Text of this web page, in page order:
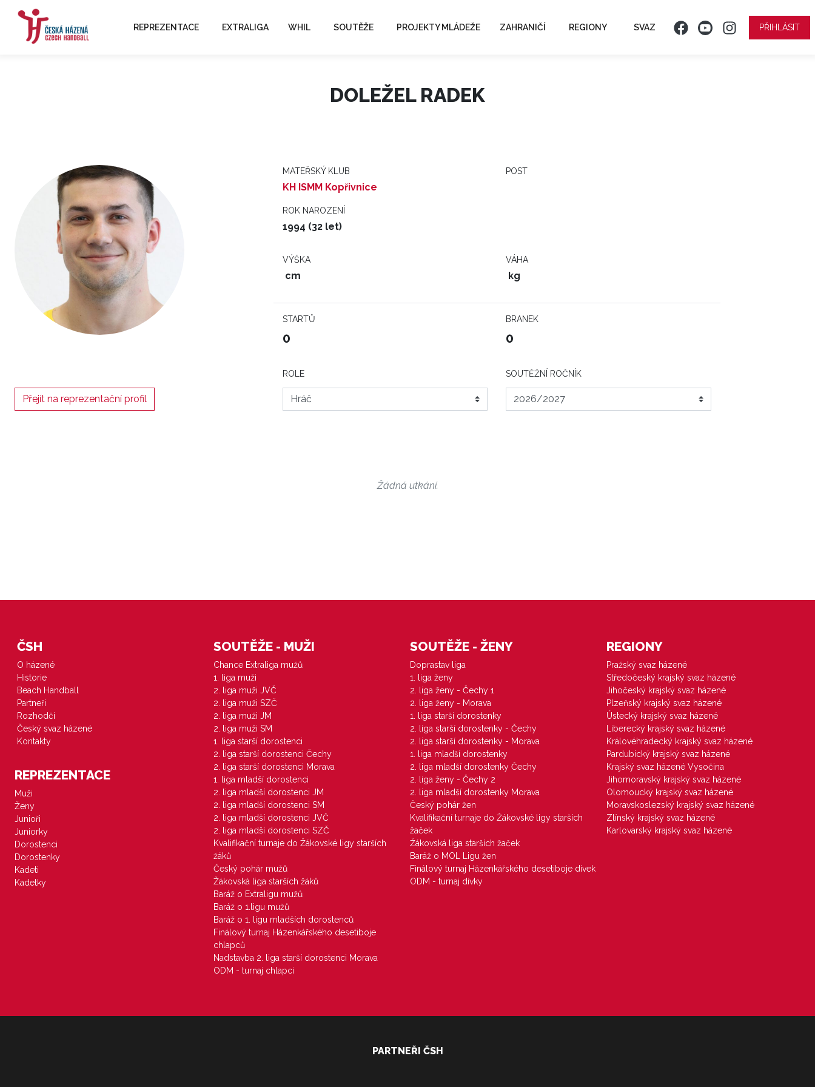
REPREZENTACE EXTRALIGA WHIL SOUTĚŽE PROJEKTY MLÁDEŽE ZAHRANIČÍ REGIONY SVAZ PŘIHLÁSIT
DOLEŽEL RADEK
MATEŘSKÝ KLUB
KH ISMM Kopřivnice
POST
ROK NAROZENÍ
1994 (32 let)
VÝŠKA
cm
VÁHA
kg
STARTŮ
0
BRANEK
0
Přejít na reprezentační profil
ROLE SOUTĚŽNÍ ROČNÍK
Žádná utkání.
ČSH
O házené
Historie
Beach Handball
Partneři
Rozhodčí
Český svaz házené
Kontakty
REPREZENTACE
Muži
Ženy
Junioři
Juniorky
Dorostenci
Dorostenky
Kadeti
Kadetky
SOUTĚŽE - MUŽI
Chance Extraliga mužů
1. liga muži
2. liga muži JVČ
2. liga muži SZČ
2. liga muži JM
2. liga muži SM
1. liga starší dorostenci
2. liga starší dorostenci Čechy
2. liga starší dorostenci Morava
1. liga mladší dorostenci
2. liga mladší dorostenci JM
2. liga mladší dorostenci SM
2. liga mladší dorostenci JVČ
2. liga mladší dorostenci SZČ
Kvalifikační turnaje do Žákovské ligy starších
žáků
Český pohár mužů
Žákovská liga starších žáků
Baráž o Extraligu mužů
Baráž o 1.ligu mužů
Baráž o 1. ligu mladších dorostenců
Finálový turnaj Házenkářského desetiboje
chlapců
Nadstavba 2. liga starší dorostenci Morava
ODM - turnaj chlapci
SOUTĚŽE - ŽENY
Doprastav liga
1. liga ženy
2. liga ženy - Čechy 1
2. liga ženy - Morava
1. liga starší dorostenky
2. liga starší dorostenky - Čechy
2. liga starší dorostenky - Morava
1. liga mladší dorostenky
2. liga mladší dorostenky Čechy
2. liga ženy - Čechy 2
2. liga mladší dorostenky Morava
Český pohár žen
Kvalifikační turnaje do Žákovské ligy starších
žaček
Žákovská liga starších žaček
Baráž o MOL Ligu žen
Finálový turnaj Házenkářského desetiboje dívek
ODM - turnaj dívky
REGIONY
Pražský svaz házené
Středočeský krajský svaz házené
Jihočeský krajský svaz házené
Plzeňský krajský svaz házené
Ústecký krajský svaz házené
Liberecký krajský svaz házené
Královéhradecký krajský svaz házené
Pardubický krajský svaz házené
Krajský svaz házené Vysočina
Jihomoravský krajský svaz házené
Olomoucký krajský svaz házené
Moravskoslezský krajský svaz házené
Zlínský krajský svaz házené
Karlovarský krajský svaz házené
PARTNEŘI ČSH